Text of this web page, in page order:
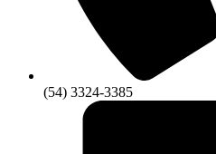
(54) 3324-3385